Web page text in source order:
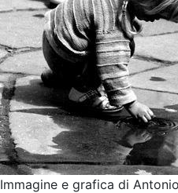
Immagine e grafica di